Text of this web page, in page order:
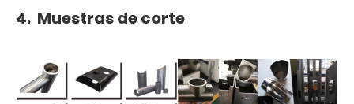
4. Muestras de corte